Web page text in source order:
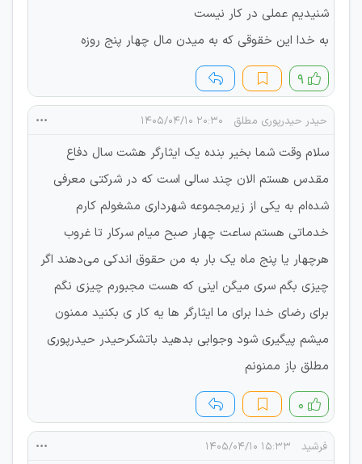
شنیدیم عملی در کار نیست
به خدا این خقوقی که به میدن مال چهار پنج روزه
۹
حیدر حیدرپوری مطلق ۲۰:۳۰ ۱۴۰۵/۰۴/۱۰
سلام وقت شما بخیر بنده یک ایثارگر هشت سال دفاع
مقدس هستم الان چند سالی است که در شرکتی معرفی
شده‌ام به یکی از زیرمجموعه شهرداری مشغولم کارم
خدماتی هستم ساعت چهار صبح میام سرکار تا غروب
هرچهار یا پنج ماه یک بار به من حقوق اندکی می‌دهند اگر
چیزی بگم سری میگن اینی که هست مجبورم چیزی نگم
برای رضای خدا برای ما ایثارگر ها یه کار ی بکنید ممنون
میشم پیگیری شود وجوابی بدهید باتشکرحیدر حیدرپوری
مطلق باز ممنونم
۰
فرشید ۱۵:۳۳ ۱۴۰۵/۰۴/۱۰